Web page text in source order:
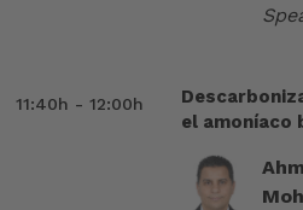
11:40h - 12:00h
el amoníaco